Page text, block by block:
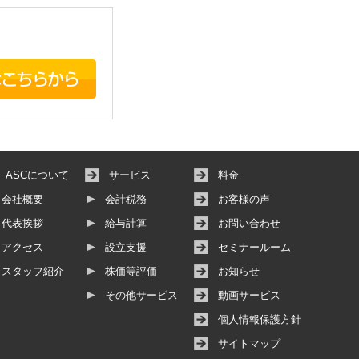
ASCについて
会社概要
代表挨拶
アクセス
スタッフ紹介
サービス
会計税務
給与計算
設立支援
株価等評価
その他サービス
料金
お客様の声
お問い合わせ
セミナールーム
お知らせ
動画サービス
個人情報保護方針
サイトマップ